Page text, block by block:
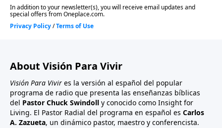
About Visión Para Vivir
Visión Para Vivir es la versión al español del popular
programa de radio que presenta las enseñanzas bíblicas
del Pastor Chuck Swindoll y conocido como Insight for
Living. El Pastor Radial del programa en español es Carlos
A. Zazueta, un dinámico pastor, maestro y conferencista.